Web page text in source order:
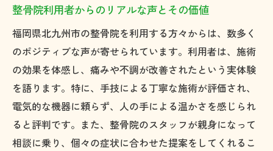
整骨院利用者からのリアルな声とその価値
福岡県北九州市の整骨院を利用する方々からは、数多く
のポジティブな声が寄せられています。利用者は、施術
の効果を体感し、痛みや不調が改善されたという実体験
を語ります。特に、手技による丁寧な施術が評価され、
電気的な機器に頼らず、人の手による温かさを感じられ
ると評判です。また、整骨院のスタッフが親身になって
相談に乗り、個々の症状に合わせた提案をしてくれるこ